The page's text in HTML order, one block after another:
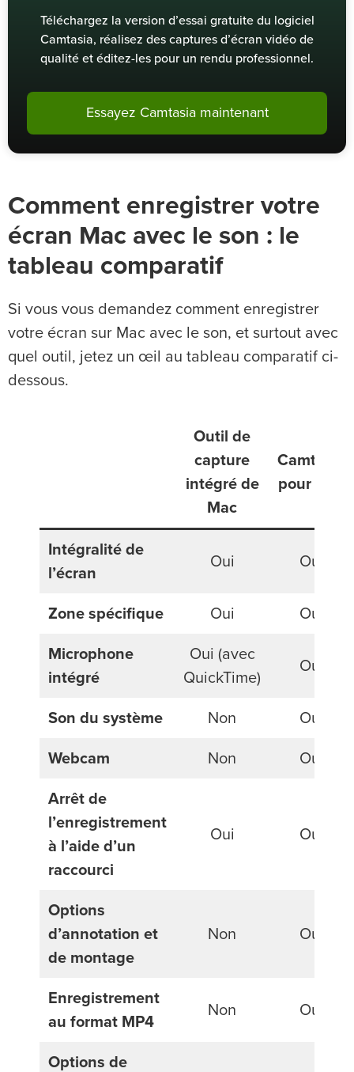
Téléchargez la version d’essai gratuite du logiciel
Camtasia, réalisez des captures d’écran vidéo de
qualité et éditez-les pour un rendu professionnel.
Essayez Camtasia maintenant
Comment enregistrer votre
écran Mac avec le son : le
tableau comparatif
Si vous vous demandez comment enregistrer
votre écran sur Mac avec le son, et surtout avec
quel outil, jetez un œil au tableau comparatif ci-
dessous.
Outil de
capture
intégré de
Mac
Camtasia
pour Mac
Intégralité de
l’écran
Oui Oui
Zone spécifique Oui Oui
Microphone
intégré
Oui (avec
QuickTime)
Oui
Son du système Non Oui
Webcam Non Oui
Arrêt de
l’enregistrement
à l’aide d’un
raccourci
Oui Oui
Options
d’annotation et
de montage
Non Oui
Enregistrement
au format MP4
Non Oui
Options de